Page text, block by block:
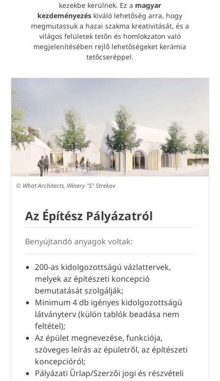
kezekbe kerülnek. Ez a magyar
kezdeményezés kiváló lehetőség arra, hogy
megmutassuk a hazai szakma kreativitását, és a
világos felületek tetőn és homlokzaton való
megjelenítésében rejlő lehetőségeket kerámia
tetőcseréppel.
© What Architects, Winery "S" Strekov
Az Építész Pályázatról
Benyújtandó anyagok voltak:
200-as kidolgozottságú vázlattervek,
melyek az építészeti koncepció
bemutatását szolgálják;
Minimum 4 db igényes kidolgozottságú
látványterv (külön tablók beadása nem
feltétel);
Az épület megnevezése, funkciója,
szöveges leírás az épületről, az építészeti
koncepcióról;
Pályázati Űrlap/Szerzői jogi és részvételi